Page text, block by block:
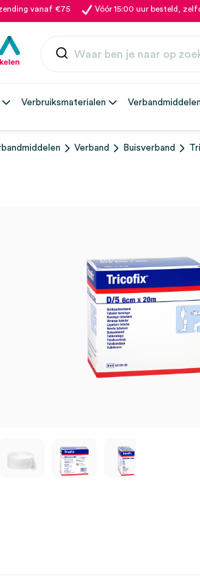
vanaf €75 Vóór 15:00 uur besteld,
Verbruiksmaterialen Verbandmiddelen
Verband Buisverband